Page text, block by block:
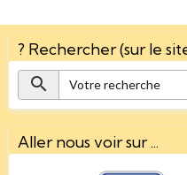
? Rechercher (sur le
Aller nous voir sur ...